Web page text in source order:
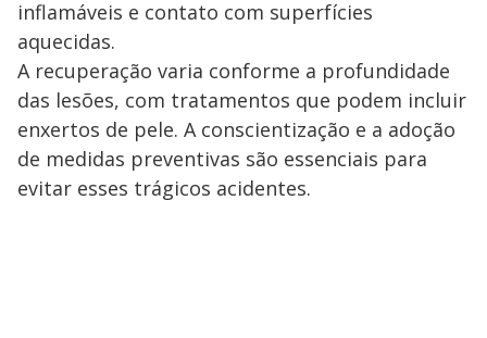
V
i
d
u
d
inflamáveis e contato com superfícies
aquecidas.
A recuperação varia conforme a profundidade
das lesões, com tratamentos que podem incluir
enxertos de pele. A conscientização e a adoção
de medidas preventivas são essenciais para
evitar esses trágicos acidentes.